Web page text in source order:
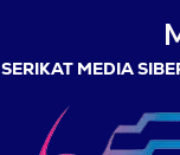
SERIKAT MEDIA